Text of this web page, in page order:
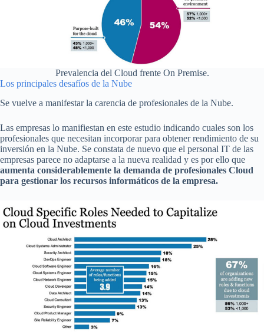
Prevalencia del Cloud frente On Premise.
Los principales desafíos de la Nube
Se vuelve a manifestar la carencia de profesionales de la Nube.
Las empresas lo manifiestan en este estudio indicando cuales son los
profesionales que necesitan incorporar para obtener rendimiento de su
inversión en la Nube. Se constata de nuevo que el personal IT de las
empresas parece no adaptarse a la nueva realidad y es por ello que
aumenta considerablemente la demanda de profesionales Cloud
para gestionar los recursos informáticos de la empresa.